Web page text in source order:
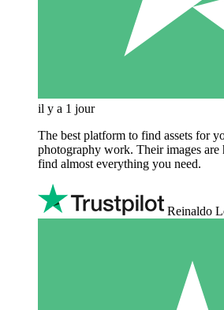
il y a 1 jour
The best platform to find assets for
photography work. Their images
find almost everything you need.
Reinaldo